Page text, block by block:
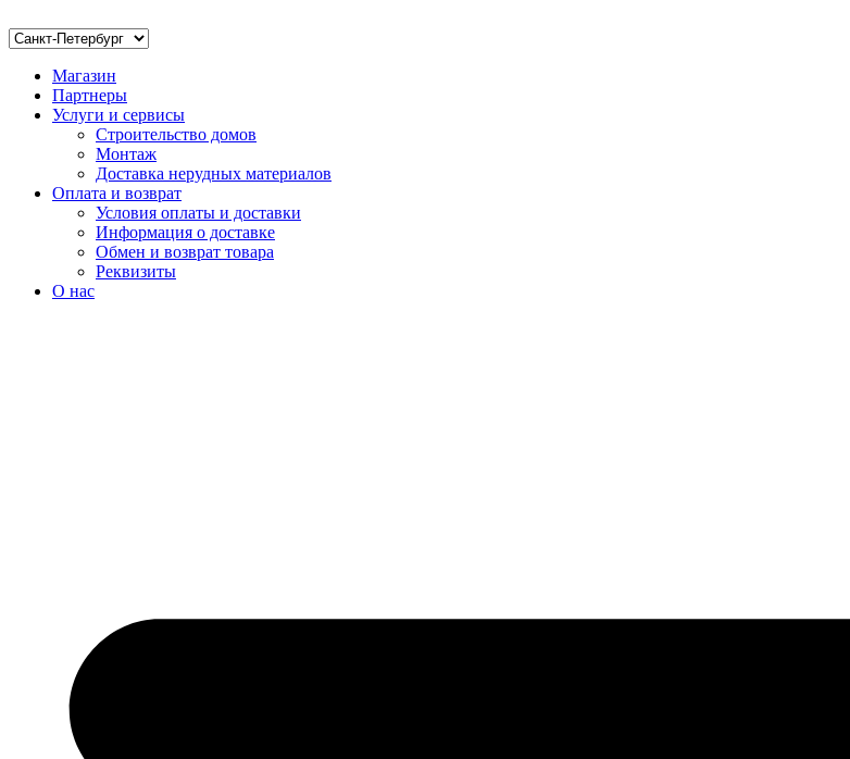
Магазин
Партнеры
Услуги и сервисы
Строительство домов
Монтаж
Доставка нерудных материалов
Оплата и возврат
Условия оплаты и доставки
Информация о доставке
Обмен и возврат товара
Реквизиты
О нас